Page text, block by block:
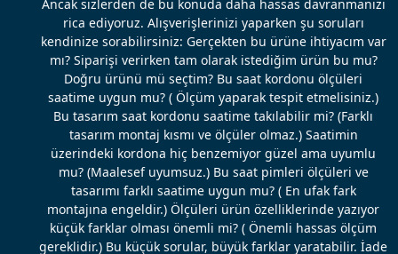
Ancak sizlerden de bu konuda daha hassas davranmanızı
rica ediyoruz. Alışverişlerinizi yaparken şu soruları
kendinize sorabilirsiniz: Gerçekten bu ürüne ihtiyacım var
mı? Siparişi verirken tam olarak istediğim ürün bu mu?
Doğru ürünü mü seçtim? Bu saat kordonu ölçüleri
saatime uygun mu? ( Ölçüm yaparak tespit etmelisiniz.)
Bu tasarım saat kordonu saatime takılabilir mi? (Farklı
tasarım montaj kısmı ve ölçüler olmaz.) Saatimin
üzerindeki kordona hiç benzemiyor güzel ama uyumlu
mu? (Maalesef uyumsuz.) Bu saat pimleri ölçüleri ve
tasarımı farklı saatime uygun mu? ( En ufak fark
montajına engeldir.) Ölçüleri ürün özelliklerinde yazıyor
küçük farklar olması önemli mi? ( Önemli hassas ölçüm
gereklidir.) Bu küçük sorular, büyük farklar yaratabilir. İade